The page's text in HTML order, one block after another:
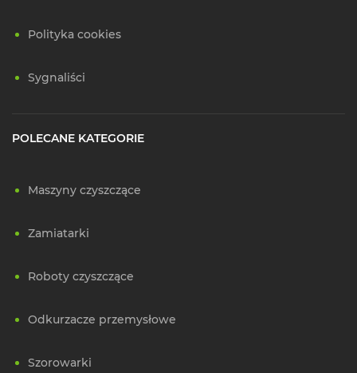
Polityka cookies
Sygnaliści
POLECANE KATEGORIE
Maszyny czyszczące
Zamiatarki
Roboty czyszczące
Odkurzacze przemysłowe
Szorowarki